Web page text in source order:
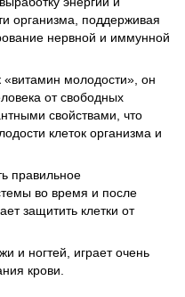
организма, поддерживая
нервной и иммунной
«витамин молодости», он
от свободных
свойствами, что
клеток организма и
правильное
во время и после
защитить клетки от
и ногтей, играет очень
крови.